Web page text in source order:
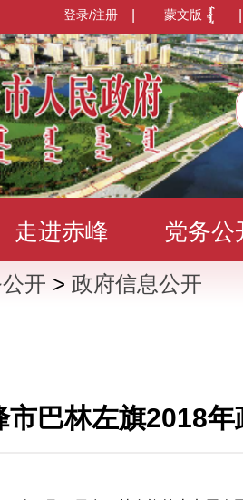
蒙文版
登录/注册
走进赤峰 党务公
政民互动 数据发
开 > 政府信息公开
市巴林左旗2018